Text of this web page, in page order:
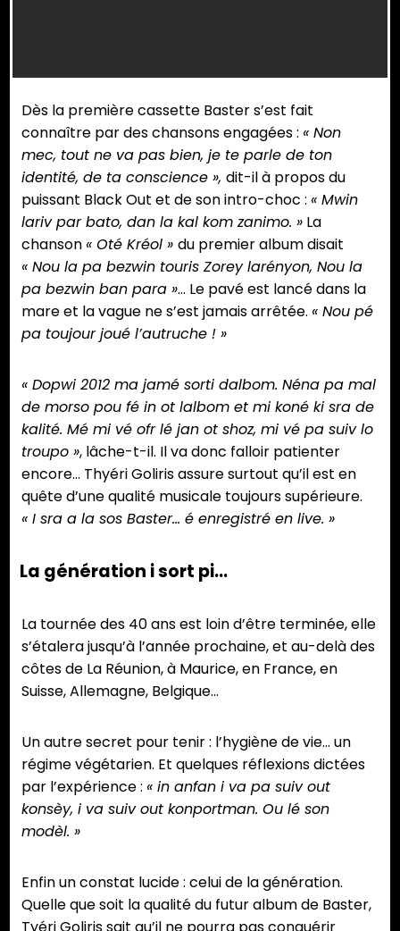
Dès la première cassette Baster s’est fait
connaître par des chansons engagées : « Non
mec, tout ne va pas bien, je te parle de ton
identité, de ta conscience », dit-il à propos du
puissant Black Out et de son intro-choc : « Mwin
lariv par bato, dan la kal kom zanimo. » La
chanson« Oté Kréol » du premier album disait
« Nou la pa bezwin touris Zorey larényon, Nou la
pa bezwin ban para »… Le pavé est lancé dans la
mare et la vague ne s’est jamais arrêtée. « Nou pé
pa toujour joué l’autruche ! »
« Dopwi 2012 ma jamé sorti dalbom. Néna pa mal
de morso pou fé in ot lalbom et mi koné ki sra de
kalité. Mé mi vé ofr lé jan ot shoz, mi vé pa suiv lo
troupo », lâche-t-il. Il va donc falloir patienter
encore… Thyéri Goliris assure surtout qu’il est en
quête d’une qualité musicale toujours supérieure.
« I sra a la sos Baster… é enregistré en live. »
La génération i sort pi…
La tournée des 40 ans est loin d’être terminée, elle
s’étalera jusqu’à l’année prochaine, et au-delà des
côtes de La Réunion, à Maurice, en France, en
Suisse, Allemagne, Belgique…
Un autre secret pour tenir : l’hygiène de vie… un
régime végétarien. Et quelques réflexions dictées
par l’expérience : « in anfan i va pa suiv out
konsèy, i va suiv out konportman. Ou lé son
modèl. »
Enfin un constat lucide : celui de la génération.
Quelle que soit la qualité du futur album de Baster,